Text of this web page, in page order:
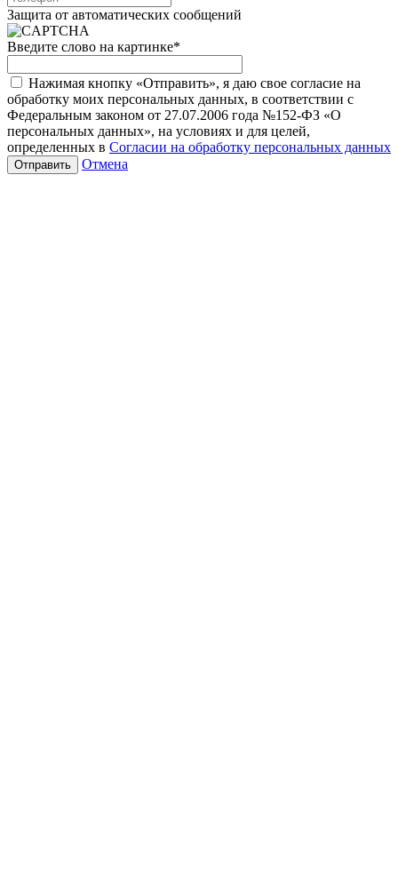
Защита от автоматических сообщений
Введите слово на картинке*
Нажимая кнопку «Отправить», я даю свое согласие на
обработку моих персональных данных, в соответствии с
Федеральным законом от 27.07.2006 года №152-ФЗ «О
персональных данных», на условиях и для целей,
определенных в Согласии на обработку персональных данных
Отмена